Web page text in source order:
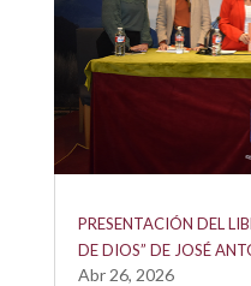
PRESENTACIÓN DEL
DE DIOS” DE JOSÉ
Abr 26, 2026